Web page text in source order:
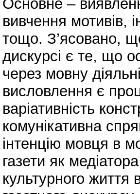
Основне –
вивчення мотивів,
тощо. З’ясовано,
дискурсі є те, що
через мовну
висловлення є
варіативність
комунікативна
інтенцію мовця в
газети як
культурного життя